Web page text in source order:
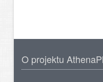
O projektu